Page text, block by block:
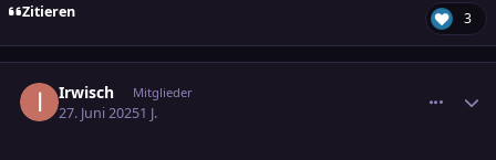
Zitieren 3
Irwisch Mitglieder
27. Juni 20251 J.